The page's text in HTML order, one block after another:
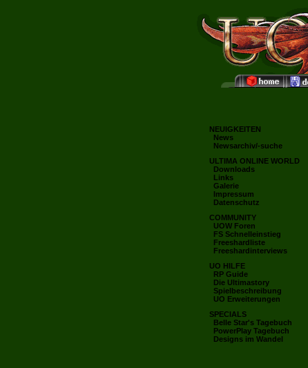
NEUIGKEITEN
News
Newsarchiv/-suche
ULTIMA ONLINE WORLD
Downloads
Links
Galerie
Impressum
Datenschutz
COMMUNITY
UOW Foren
FS Schnelleinstieg
Freeshardliste
Freeshardinterviews
UO HILFE
RP Guide
Die Ultimastory
Spielbeschreibung
UO Erweiterungen
SPECIALS
Belle Star's Tagebuch
PowerPlay Tagebuch
Designs im Wandel